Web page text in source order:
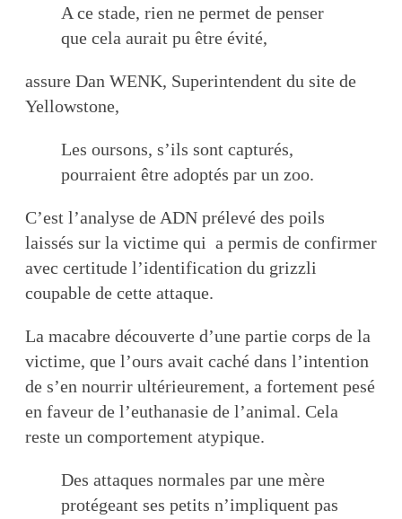
A ce stade, rien ne permet de penser
que cela aurait pu être évité,
assure Dan WENK, Superintendent du site de
Yellowstone,
Les oursons, s’ils sont capturés,
pourraient être adoptés par un zoo.
C’est l’analyse de ADN prélevé des poils
laissés sur la victime qui a permis de confirmer
avec certitude l’identification du grizzli
coupable de cette attaque.
La macabre découverte d’une partie corps de la
victime, que l’ours avait caché dans l’intention
de s’en nourrir ultérieurement, a fortement pesé
en faveur de l’euthanasie de l’animal. Cela
reste un comportement atypique.
Des attaques normales par une mère
protégeant ses petits n’impliquent pas